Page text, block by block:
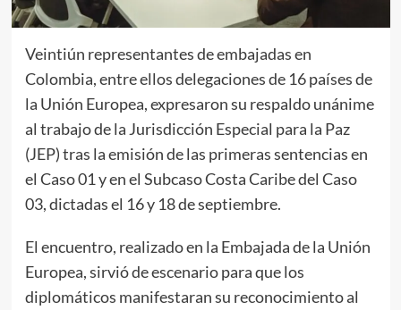
Veintiún representantes de embajadas en
Colombia, entre ellos delegaciones de 16 países de
la Unión Europea, expresaron su respaldo unánime
al trabajo de la Jurisdicción Especial para la Paz
(JEP) tras la emisión de las primeras sentencias en
el Caso 01 y en el Subcaso Costa Caribe del Caso
03, dictadas el 16 y 18 de septiembre.
El encuentro, realizado en la Embajada de la Unión
Europea, sirvió de escenario para que los
diplomáticos manifestaran su reconocimiento al